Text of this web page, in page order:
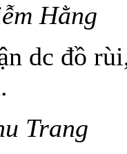
Hằng
dc đồ
Trang